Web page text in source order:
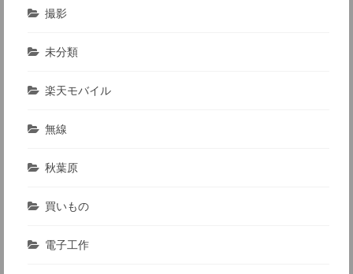
撮影
未分類
楽天モバイル
無線
秋葉原
買いもの
電子工作